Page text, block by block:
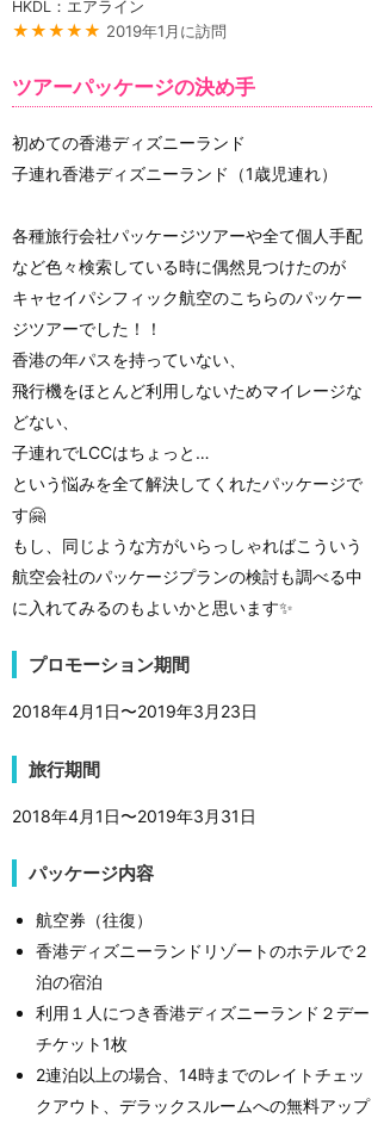
HKDL：エアライン
★★★★★ 2019年1月に訪問
ツアーパッケージの決め手
初めての香港ディズニーランド
子連れ香港ディズニーランド（1歳児連れ）
各種旅行会社パッケージツアーや全て個人手配
など色々検索している時に偶然見つけたのが
キャセイパシフィック航空のこちらのパッケー
ジツアーでした！！
香港の年パスを持っていない、
飛行機をほとんど利用しないためマイレージな
どない、
子連れでLCCはちょっと…
という悩みを全て解決してくれたパッケージで
す🤗
もし、同じような方がいらっしゃればこういう
航空会社のパッケージプランの検討も調べる中
に入れてみるのもよいかと思います✨
プロモーション期間
2018年4月1日〜2019年3月23日
旅行期間
2018年4月1日〜2019年3月31日
パッケージ内容
航空券（往復）
香港ディズニーランドリゾートのホテルで２
泊の宿泊
利用１人につき香港ディズニーランド２デー
チケット1枚
2連泊以上の場合、14時までのレイトチェッ
クアウト、デラックスルームへの無料アップ